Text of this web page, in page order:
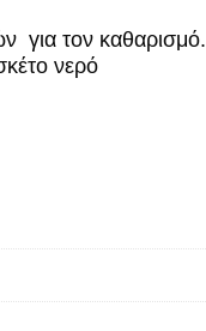
για τον καθαρισμό.
νερό